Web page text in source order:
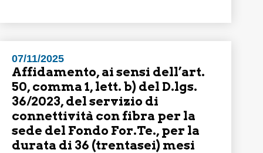
07/11/2025
Affidamento, ai sensi dell’art.
50, comma 1, lett. b) del D.lgs.
36/2023, del servizio di
connettività con fibra per la
sede del Fondo For.Te., per la
durata di 36 (trentasei) mesi